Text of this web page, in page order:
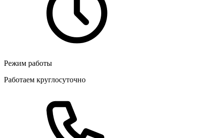
Режим работы
Работаем круглосуточно